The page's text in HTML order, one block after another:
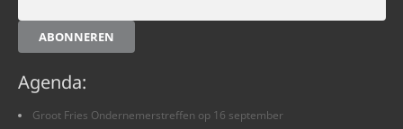
ABONNEREN
Agenda:
Groot Fries Ondernemerstreffen op 16 september